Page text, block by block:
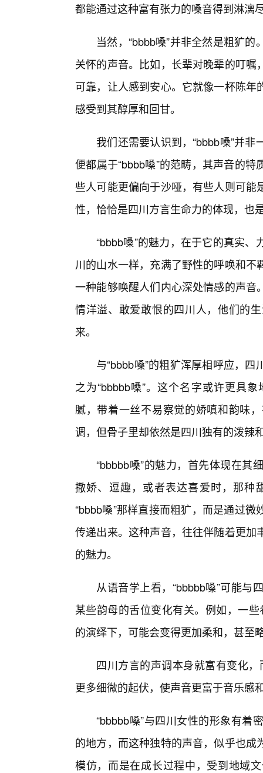
都能通过这种富有张力的嗓音得到淋漓
当然，“bbbb嗓”并非全然是粗犷
关怀的声音。比如，长辈对晚辈的叮
可靠，让人感到安心。它就像一杯陈
感受到其醇厚和回甘。
我们还需要认识到，“bbbb嗓”并
便都属于“bbbb嗓”的范畴，其声音的
些人可能更偏向于沙哑，有些人则可
性，恰恰是四川方言生命力的体现，也
“bbbb嗓”的魅力，在于它的真实
川的山水一样，充满了野性的呼唤和
一种能够唤醒人们内心深处情感的声
情洋溢、敢爱敢恨的四川人，他们的
来。
与“bbbb嗓”的粗犷浑厚相呼应，
之为“bbbbb嗓”。这个名字或许更具
腻，带着一丝不易察觉的娇嗔和韵味
调，但骨子里却依然是四川独有的泼辣
“bbbbb嗓”的魅力，首先体现在其
撒娇、逗趣，或者表达喜爱时，那种
“bbbb嗓”那样直接而粗犷，而是通过
传递出来。这种声音，往往伴随着更
的魅力。
从语音学上看，“bbbbb嗓”可能与
某些韵母的舌位变化有关。例如，一
的演绎下，可能会变得更加柔和，甚至
四川方言的声调本身就富有变化
更多细微的起伏，使声音更富于音乐感
“bbbbb嗓”与四川女性的形象有着
的地方，而这种独特的声音，似乎也
模仿，而是在成长过程中，受到地域